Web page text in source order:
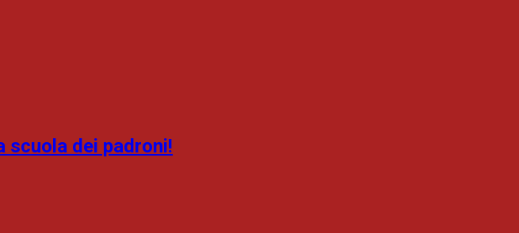
dei padroni!